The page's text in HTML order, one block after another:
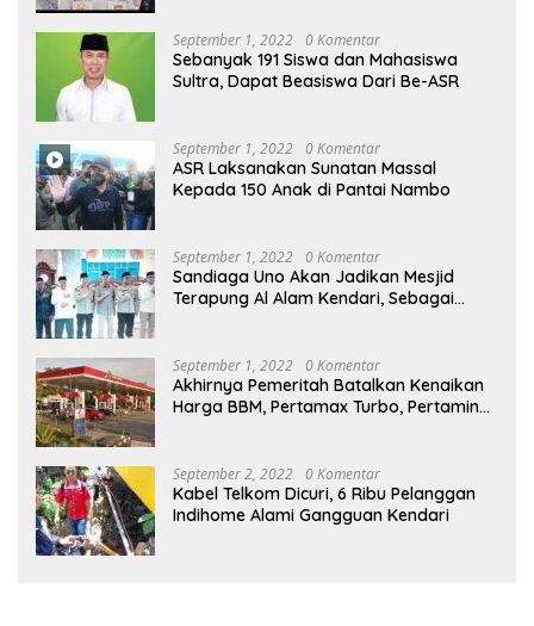
September 1, 2022 0 Komentar
Sebanyak 191 Siswa dan Mahasiswa
Sultra, Dapat Beasiswa Dari Be-ASR
September 1, 2022 0 Komentar
ASR Laksanakan Sunatan Massal
Kepada 150 Anak di Pantai Nambo
September 1, 2022 0 Komentar
Sandiaga Uno Akan Jadikan Mesjid
Terapung Al Alam Kendari, Sebagai
September 1, 2022 0 Komentar
Akhirnya Pemeritah Batalkan Kenaikan
Harga BBM, Pertamax Turbo, Pertamina
September 2, 2022 0 Komentar
Kabel Telkom Dicuri, 6 Ribu Pelanggan
Indihome Alami Gangguan Kendari